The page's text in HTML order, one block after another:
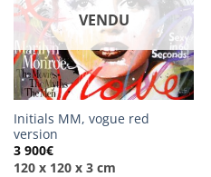
VENDU
Initials MM, vogue red
version
3 900€
120 x 120 x 3 cm